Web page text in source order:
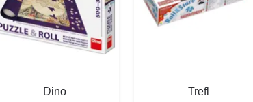
Dino
Trefl